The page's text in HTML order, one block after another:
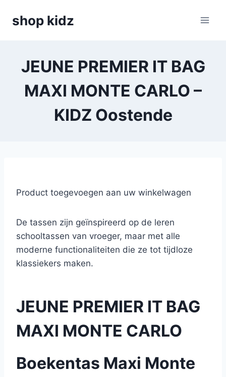
shop kidz
JEUNE PREMIER IT BAG
MAXI MONTE CARLO –
KIDZ Oostende
Product toegevoegen aan uw winkelwagen
De tassen zijn geïnspireerd op de leren
schooltassen van vroeger, maar met alle
moderne functionaliteiten die ze tot tijdloze
klassiekers maken.
JEUNE PREMIER IT BAG
MAXI MONTE CARLO
Boekentas Maxi Monte